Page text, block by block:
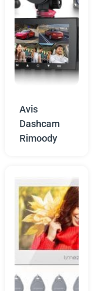
Avis
Dashcam
Rimoody